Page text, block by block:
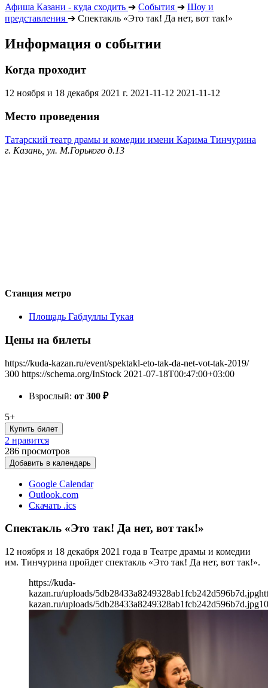
Афиша Казани - куда сходить ➔ События ➔ Шоу и
представления ➔ Спектакль «Это так! Да нет, вот так!»
Информация о событии
Когда проходит
12 ноября и 18 декабря 2021 г. 2021-11-12 2021-11-12
Место проведения
Татарский театр драмы и комедии имени Карима Тинчурина
г. Казань, ул. М.Горького д.13
Станция метро
Площадь Габдуллы Тукая
Цены на билеты
https://kuda-kazan.ru/event/spektakl-eto-tak-da-net-vot-tak-2019/
300 https://schema.org/InStock 2021-07-18T00:47:00+03:00
Взрослый: от 300 ₽
5+
Купить билет
2 нравится
286 просмотров
Добавить в календарь
Google Calendar
Outlook.com
Скачать .ics
Спектакль «Это так! Да нет, вот так!»
12 ноября и 18 декабря 2021 года в Театре драмы и комедии
им. Тинчурина пройдет спектакль «Это так! Да нет, вот так!».
https://kuda-
kazan.ru/uploads/5db28433a8249328ab1fcb242d596b7d.jpg
kazan.ru/uploads/5db28433a8249328ab1fcb242d596b7d.jpg